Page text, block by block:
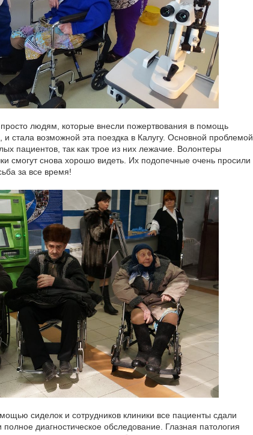
людям, которые внесли пожертвования в помощь
и стала возможной эта поездка в Калугу. Основной проблемой
пациентов, так как трое из них лежачие. Волонтеры
смогут снова хорошо видеть. Их подопечные очень просили
за все время!
сиделок и сотрудников клиники все пациенты сдали
диагностическое обследование. Глазная патология